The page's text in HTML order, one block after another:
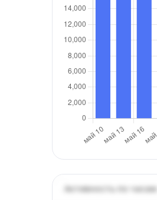
Активность по часам